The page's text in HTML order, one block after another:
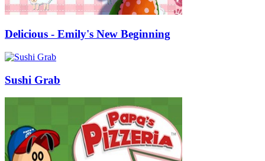
Delicious - Emily's New Beginning
Sushi Grab